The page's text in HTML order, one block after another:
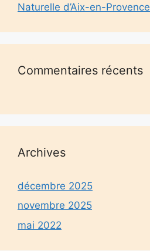
Naturelle d’Aix-en-Provence
Commentaires récents
Archives
décembre 2025
novembre 2025
mai 2022